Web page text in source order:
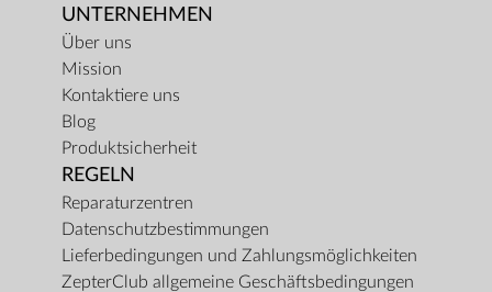
UNTERNEHMEN
Über uns
Mission
Kontaktiere uns
Blog
Produktsicherheit
REGELN
Reparaturzentren
Datenschutzbestimmungen
Lieferbedingungen und Zahlungsmöglichkeiten
ZepterClub allgemeine Geschäftsbedingungen